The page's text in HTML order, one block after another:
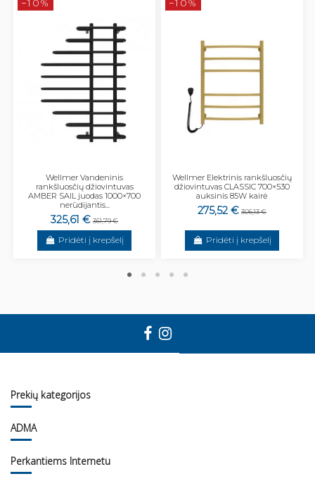
−10%
Wellmer Vandeninis
rankšluosčių džiovintuvas
AMBER SAIL juodas 1000×700
nerūdijantis...
325,61 € 361,79 €
Pridėti į krepšelį
−10%
Wellmer Elektrinis rankšluosčių
džiovintuvas CLASSIC 700×530
auksinis 85W kairė
275,52 € 306,13 €
Pridėti į krepšelį
Prekių kategorijos
ADMA
Perkantiems Internetu